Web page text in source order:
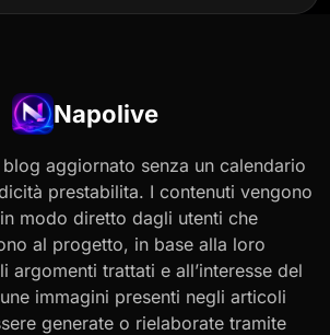
Napolive
aggiornato senza un calendario
prestabilita. I contenuti vengono
modo diretto dagli utenti che
al progetto, in base alla loro
argomenti trattati e all’interesse del
immagini presenti negli articoli
generate o rielaborate tramite